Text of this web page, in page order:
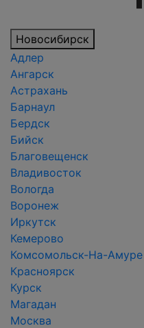
Новосибирск
Адлер
Ангарск
Астрахань
Барнаул
Бердск
Бийск
Благовещенск
Владивосток
Вологда
Воронеж
Иркутск
Кемерово
Комсомольск-На-Амуре
Красноярск
Курск
Магадан
Москва